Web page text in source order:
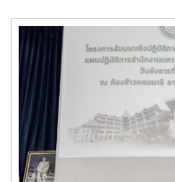
และผู้ช่วยอธิการบดี ได้ร่ว
ดำเนินงานในในความรับผิ
ปีงบประมาณ พ.ศ. 2569 เพื่
มหาวิทยาลัย รับทราบทิศ
การฯ รวมถึงการขับเคลื่อ
เป้าเหมายที่กำหนดไว้